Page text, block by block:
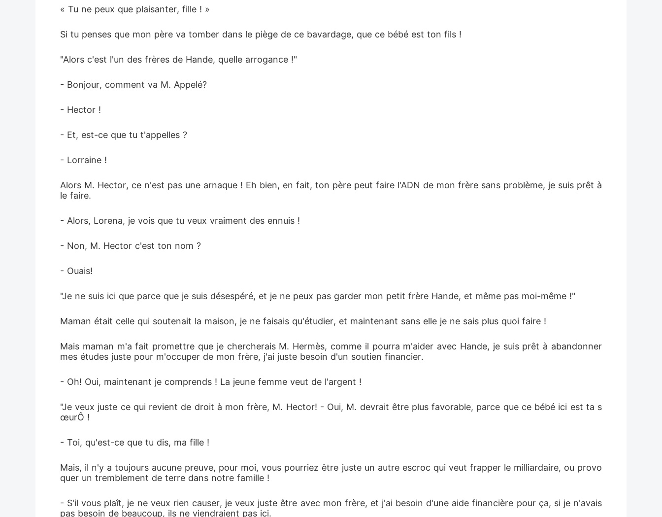
« Tu ne peux que plaisanter, fille ! »
Si tu penses que mon père va tomber dans le piège de ce bavardage, que ce bébé est ton fils !
"Alors c'est l'un des frères de Hande, quelle arrogance !"
- Bonjour, comment va M. Appelé?
- Hector !
- Et, est-ce que tu t'appelles ?
- Lorraine !
Alors M. Hector, ce n'est pas une arnaque ! Eh bien, en fait, ton père peut faire l'ADN de mon frère sans problème, je suis prêt à
le faire.
- Alors, Lorena, je vois que tu veux vraiment des ennuis !
- Non, M. Hector c'est ton nom ?
- Ouais!
"Je ne suis ici que parce que je suis désespéré, et je ne peux pas garder mon petit frère Hande, et même pas moi-même !"
Maman était celle qui soutenait la maison, je ne faisais qu'étudier, et maintenant sans elle je ne sais plus quoi faire !
Mais maman m'a fait promettre que je chercherais M. Hermès, comme il pourra m'aider avec Hande, je suis prêt à abandonner
mes études juste pour m'occuper de mon frère, j'ai juste besoin d'un soutien financier.
- Oh! Oui, maintenant je comprends ! La jeune femme veut de l'argent !
"Je veux juste ce qui revient de droit à mon frère, M. Hector! - Oui, M. devrait être plus favorable, parce que ce bébé ici est ta s
œurÔ !
- Toi, qu'est-ce que tu dis, ma fille !
Mais, il n'y a toujours aucune preuve, pour moi, vous pourriez être juste un autre escroc qui veut frapper le milliardaire, ou provo
quer un tremblement de terre dans notre famille !
- S'il vous plaît, je ne veux rien causer, je veux juste être avec mon frère, et j'ai besoin d'une aide financière pour ça, si je n'avais
pas besoin de beaucoup, ils ne viendraient pas ici.